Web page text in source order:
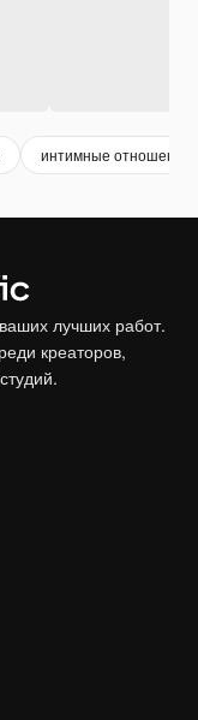
интимные отношения
лучших работ.
креаторов,